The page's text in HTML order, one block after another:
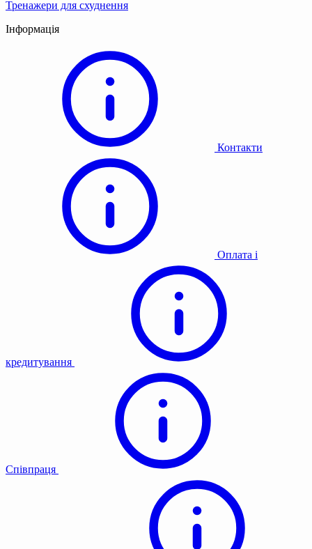
Тренажери для схуднення
Інформація
Контакти
Оплата і
кредитування
Співпраця